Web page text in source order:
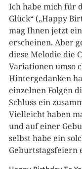
Ich habe mich für
Glück“ („Happy
mag Ihnen jetzt
erscheinen. Aber
diese Melodie die
Variationen umso
Hintergedanken
einzelnen Folgen
Schluss ein
Vielleicht haben
und auf einer
selbst habe ein
Geburtstagsfeiern